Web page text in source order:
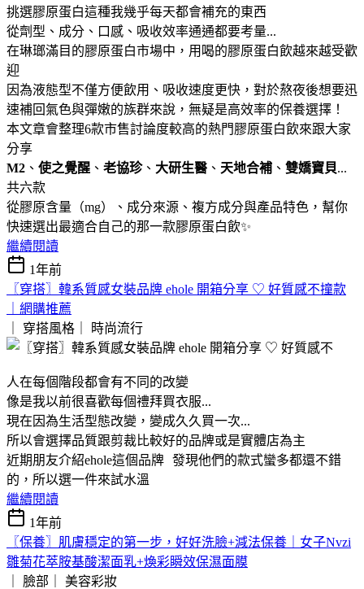
挑選膠原蛋白這種我幾乎每天都會補充的東西
從劑型、成分、口感、吸收效率通通都要考量...
在琳瑯滿目的膠原蛋白市場中，用喝的膠原蛋白飲越來越受歡
迎
因為液態型不僅方便飲用、吸收速度更快，對於熬夜後想要迅
速補回氣色與彈嫩的族群來說，無疑是高效率的保養選擇！
本文章會整理6款市售討論度較高的熱門膠原蛋白飲來跟大家
分享
M2 、 使之覺醒 、 老協珍、 大研生醫 、 天地合補 、 雙嬌寶貝...
共六款
從膠原含量（mg）、成分來源、複方成分與產品特色，幫你
快速選出最適合自己的那一款膠原蛋白飲✨
繼續閱讀
1年前
〖穿搭〗韓系質感女裝品牌 ehole 開箱分享 ♡ 好質感不撞款
｜網購推薦
｜ 穿搭風格｜
時尚流行
人在每個階段都會有不同的改變
像是我以前很喜歡每個禮拜買衣服...
現在因為生活型態改變，變成久久買一次...
所以會選擇品質跟剪裁比較好的品牌或是實體店為主
近期朋友介紹ehole這個品牌 發現他們的款式蠻多都還不錯
的，所以選一件來試水溫
繼續閱讀
1年前
〖保養〗肌膚穩定的第一步，好好洗臉+減法保養｜女子Nvzi
雛菊花萃胺基酸潔面乳+煥彩瞬效保濕面膜
｜ 臉部｜ 美容彩妝